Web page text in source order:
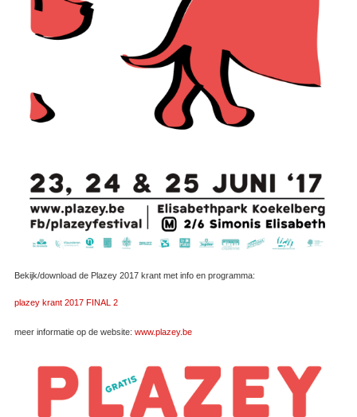
Bekijk/download de Plazey 2017 krant met info en programma:
plazey krant 2017 FINAL 2
meer informatie op de website: www.plazey.be